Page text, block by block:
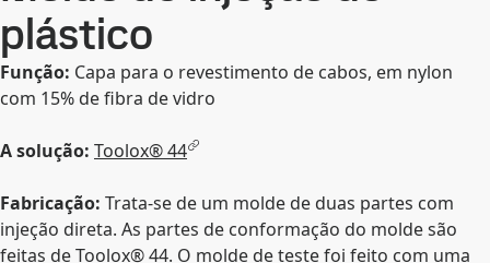
plástico
Função: Capa para o revestimento de cabos, em nylon
com 15% de fibra de vidro
A solução: Toolox® 44
Fabricação: Trata-se de um molde de duas partes com
injeção direta. As partes de conformação do molde são
feitas de Toolox® 44. O molde de teste foi feito com uma